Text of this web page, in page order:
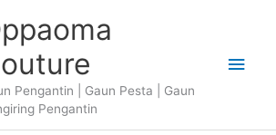
Pengantin | Gaun Pesta | Gaun
Pengantin
Main